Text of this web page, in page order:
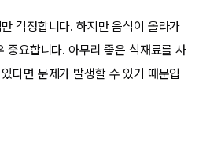
걱정합니다. 하지만 음식이 올라가
중요합니다. 아무리 좋은 식재료를 사
다면 문제가 발생할 수 있기 때문입